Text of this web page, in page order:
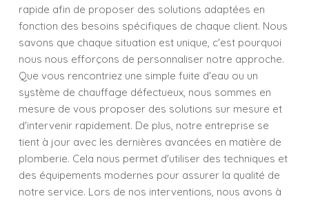
rapide afin de proposer des solutions adaptées en
fonction des besoins spécifiques de chaque client. Nous
savons que chaque situation est unique, c'est pourquoi
nous nous efforçons de personnaliser notre approche.
Que vous rencontriez une simple fuite d'eau ou un
système de chauffage défectueux, nous sommes en
mesure de vous proposer des solutions sur mesure et
d'intervenir rapidement. De plus, notre entreprise se
tient à jour avec les dernières avancées en matière de
plomberie. Cela nous permet d'utiliser des techniques et
des équipements modernes pour assurer la qualité de
notre service. Lors de nos interventions, nous avons à